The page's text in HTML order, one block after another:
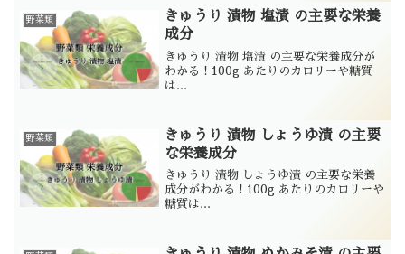
野菜類
きゅうり 漬物 塩漬 の主要な栄養
成分
きゅうり 漬物 塩漬 の主要な栄養成分が
わかる！100g あたりのカロリーや糖質
は...
野菜類
きゅうり 漬物 しょうゆ漬 の主要
な栄養成分
きゅうり 漬物 しょうゆ漬 の主要な栄養
成分がわかる！100g あたりのカロリーや
糖質は...